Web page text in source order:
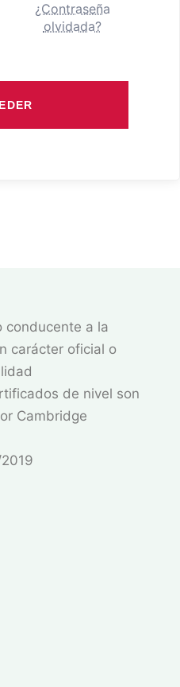
¿Contraseña
olvidada?
conducente a la
carácter oficial o
de nivel son
Cambridge